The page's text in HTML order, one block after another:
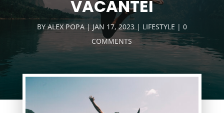
VACANTEI
BYALEX POPA JAN 17, 2023 LIFESTYLE
0
COMMENTS